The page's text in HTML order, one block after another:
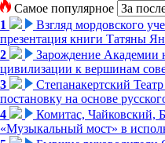
Самое популярное
1
Взгляд мордовского
презентация книги Татяны
2
Зарождение Академии
цивилизации к вершинам
3
Степанакертский
постановку на основе
4
Комитас, Чайковский,
«Музыкальный мост» в